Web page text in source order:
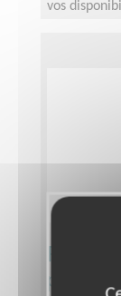
vos
pour